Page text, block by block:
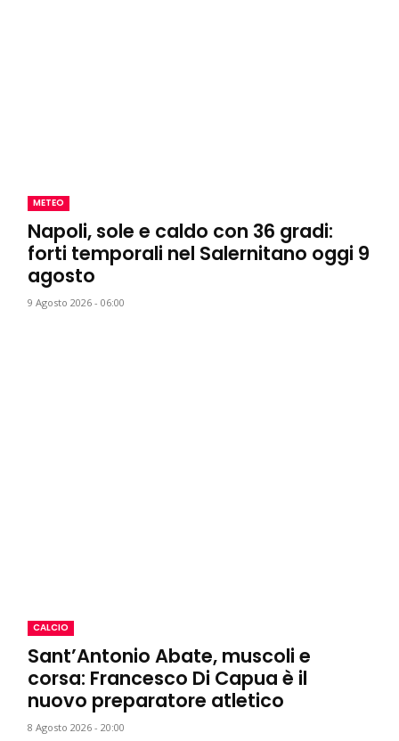
METEO
Napoli, sole e caldo con 36 gradi:
forti temporali nel Salernitano oggi 9
agosto
9 Agosto 2026 - 06:00
CALCIO
Sant’Antonio Abate, muscoli e
corsa: Francesco Di Capua è il
nuovo preparatore atletico
8 Agosto 2026 - 20:00